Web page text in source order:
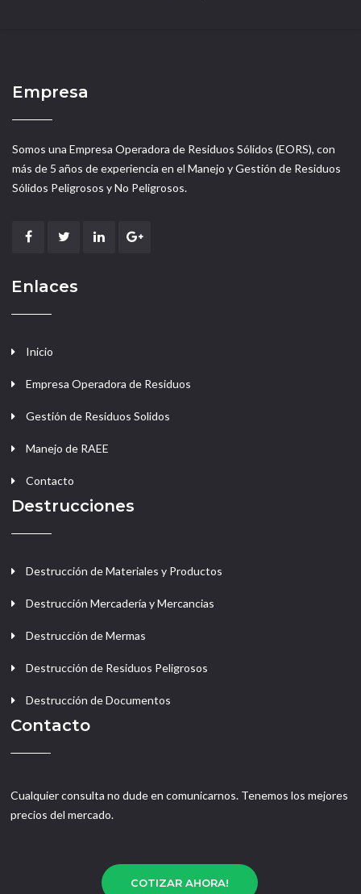
Empresa
Somos una Empresa Operadora de Residuos Sólidos (EORS), con
más de 5 años de experiencia en el Manejo y Gestión de Residuos
Sólidos Peligrosos y No Peligrosos.
Enlaces
Inicio
Empresa Operadora de Residuos
Gestión de Residuos Solidos
Manejo de RAEE
Contacto
Destrucciones
Destrucción de Materiales y Productos
Destrucción Mercadería y Mercancias
Destrucción de Mermas
Destrucción de Residuos Peligrosos
Destrucción de Documentos
Contacto
Cualquier consulta no dude en comunicarnos. Tenemos los mejores
precios del mercado.
COTIZAR AHORA!